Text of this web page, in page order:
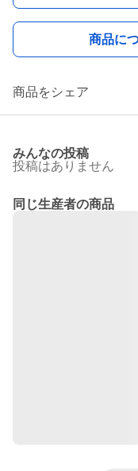
商品に
商品をシェア
みんなの投稿
投稿はありません
同じ生産者の商品